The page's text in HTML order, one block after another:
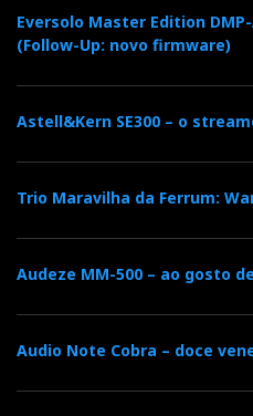
Eversolo Master Edition
(Follow-Up: novo firmware)
Astell&Kern SE300 – o
Trio Maravilha da Ferrum:
Audeze MM-500 – ao gosto
Audio Note Cobra – doce